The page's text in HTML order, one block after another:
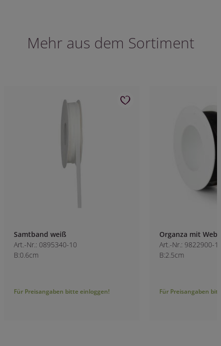
Mehr aus dem Sortiment
Samtband weiß
Art.-Nr.: 0895340-10
B:0.6cm
Für Preisangaben bitte einloggen!
Organza mit
Art.-Nr.: 9822900-
B:2.5cm
Für Preisangaben